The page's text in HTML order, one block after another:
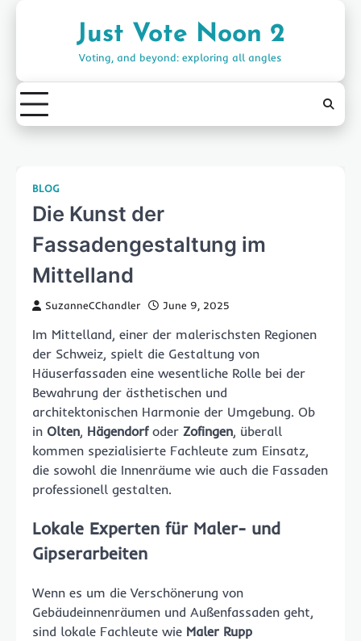
Just Vote Noon 2
Voting, and beyond: exploring all angles
BLOG
Die Kunst der
Fassadengestaltung im
Mittelland
SuzanneCChandler June 9, 2025
Im Mittelland, einer der malerischsten Regionen
der Schweiz, spielt die Gestaltung von
Häuserfassaden eine wesentliche Rolle bei der
Bewahrung der ästhetischen und
architektonischen Harmonie der Umgebung. Ob
in Olten, Hägendorfoder Zofingen, überall
kommen spezialisierte Fachleute zum Einsatz,
die sowohl die Innenräume wie auch die Fassaden
professionell gestalten.
Lokale Experten für Maler- und
Gipserarbeiten
Wenn es um die Verschönerung von
Gebäudeinnenräumen und Außenfassaden geht,
sind lokale Fachleute wie Maler Rupp